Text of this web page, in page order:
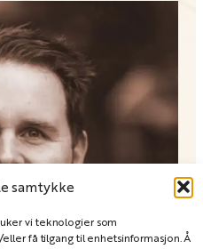
samtykke
vi teknologier som
få tilgang til enhetsinformasjon. Å